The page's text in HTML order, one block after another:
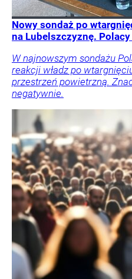
Nowy sondaż po
na Lubelszczyznę.
W najnowszym sondażu
reakcji władz po
przestrzeń powietrzną.
negatywnie.